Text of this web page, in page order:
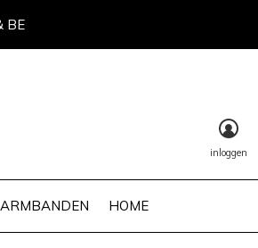
ARMBANDEN HOME
inloggen
BE